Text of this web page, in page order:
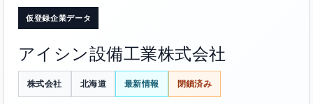
仮登録企業データ
アイシン設備工業株式会社
株式会社 北海道 最新情報 閉鎖済み